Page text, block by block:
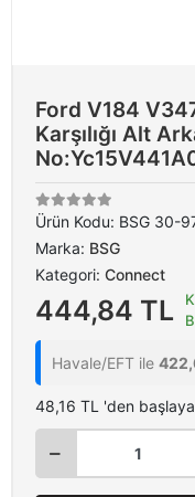
Ford V184
Karşılığı Alt
Ürün Kodu: BSG 30-
Marka: BSG
Kategori: Connect
444,84 TL
Havale/EFT ile
48,16 TL 'den